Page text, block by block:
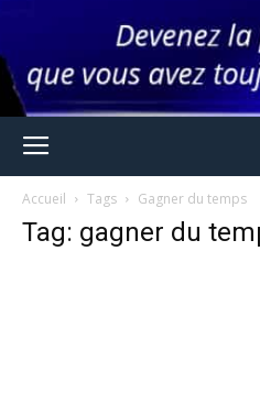
Accueil Tags Gagner du temps
Tag: gagner du